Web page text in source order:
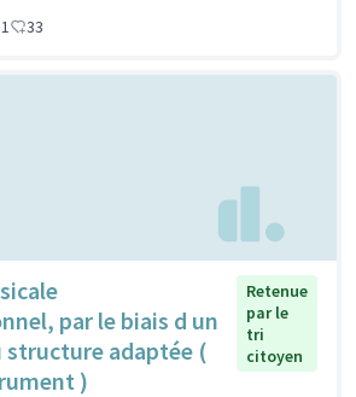
33
par le biais d un
structure adaptée (
)
Retenue
par le
tri
citoyen